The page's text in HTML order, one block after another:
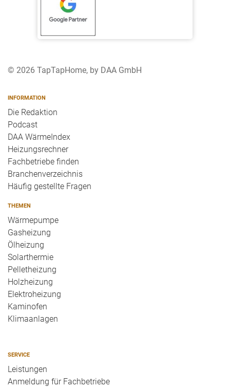
© 2026 TapTapHome, by DAA GmbH
INFORMATION
Die Redaktion
Podcast
DAA WärmeIndex
Heizungsrechner
Fachbetriebe finden
Branchenverzeichnis
Häufig gestellte Fragen
THEMEN
Wärmepumpe
Gasheizung
Ölheizung
Solarthermie
Pelletheizung
Holzheizung
Elektroheizung
Kaminofen
Klimaanlagen
SERVICE
Leistungen
Anmeldung für Fachbetriebe